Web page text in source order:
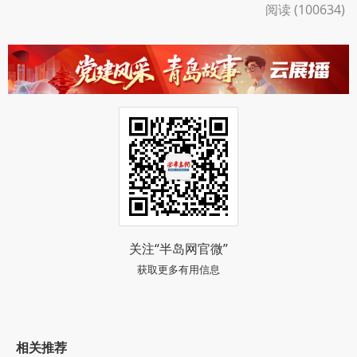
阅读 (100634)
关注“半岛网官微”
获取更多有用信息
相关推荐